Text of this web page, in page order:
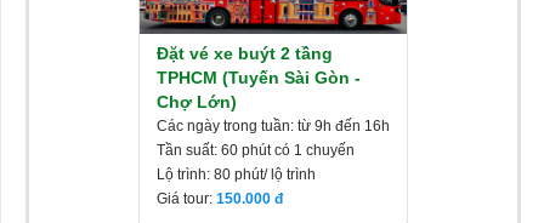
Đặt vé xe buýt 2 tầng
TPHCM (Tuyến Sài Gòn -
Chợ Lớn)
Các ngày trong tuần: từ 9h đến 16h
Tần suất: 60 phút có 1 chuyến
Lộ trình: 80 phút/ lộ trình
Giá tour: 150.000